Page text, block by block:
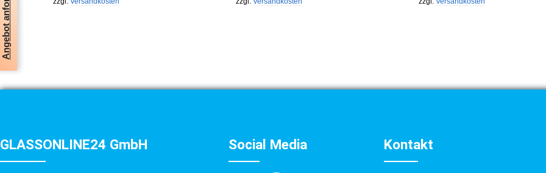
Angebot anfordern
GLASSONLINE24 GmbH Social Media Kontakt